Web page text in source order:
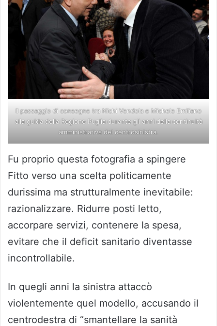
Il passaggio di consegne tra Nichi Vendola e Michele Emiliano
alla guida della Regione Puglia durante gli anni della continuità
amministrativa del centrosinistra.
Fu proprio questa fotografia a spingere
Fitto verso una scelta politicamente
durissima ma strutturalmente inevitabile:
razionalizzare. Ridurre posti letto,
accorpare servizi, contenere la spesa,
evitare che il deficit sanitario diventasse
incontrollabile.
In quegli anni la sinistra attaccò
violentemente quel modello, accusando il
centrodestra di “smantellare la sanità